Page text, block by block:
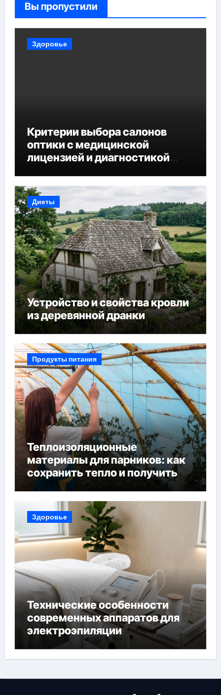
Вы пропустили
Здоровье
Критерии выбора салонов
оптики с медицинской
лицензией и диагностикой
Диеты
Устройство и свойства кровли
из деревянной дранки
Продукты питания
Теплоизоляционные
материалы для парников: как
сохранить тепло и получить
богатый урожай
Здоровье
Технические особенности
современных аппаратов для
электроэпиляции